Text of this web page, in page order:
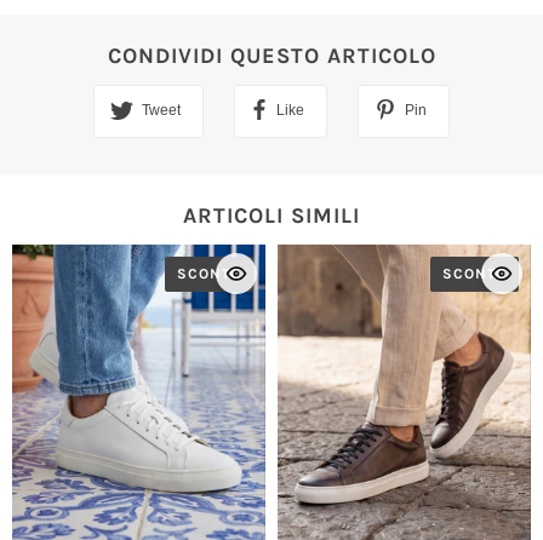
CONDIVIDI QUESTO ARTICOLO
Tweet Like Pin
ARTICOLI SIMILI
SCONTO SCONTO